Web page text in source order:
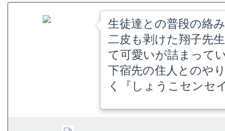
生徒達との普段の絡
二皮も剥けた翔子先
て可愛いが詰まって
下宿先の住人とのや
く『しょうこセンセ